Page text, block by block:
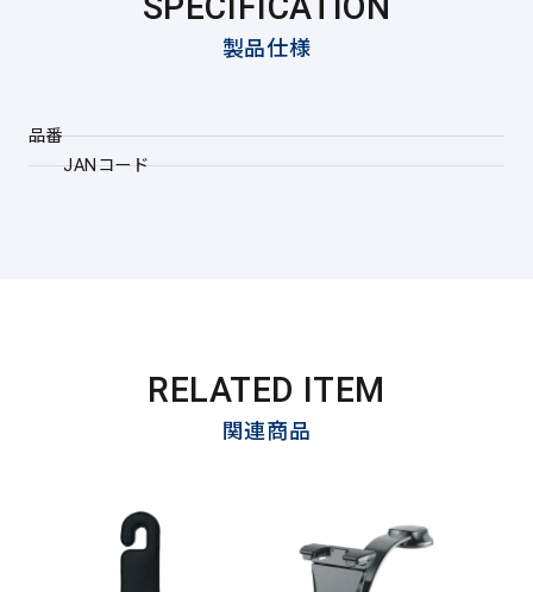
製品仕様
品番
JANコード
RELATED ITEM
関連商品